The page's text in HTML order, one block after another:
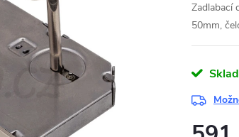
Zadlabací
50mm,